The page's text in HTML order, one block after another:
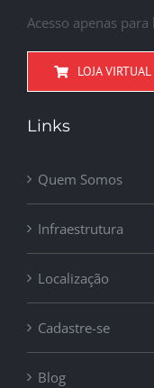
Acesso apenas
LOJA VIRTUAL
Links
Quem Somos
Infraestrutura
Localização
Cadastre-se
Blog